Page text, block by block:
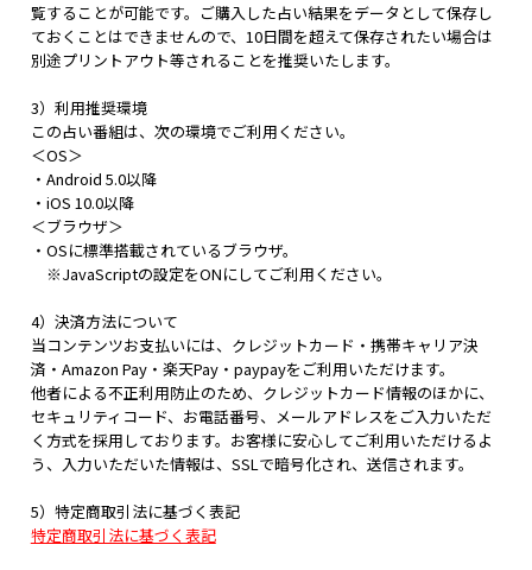
覧することが可能です。ご購入した占い結果をデータとして保存し
ておくことはできませんので、10日間を超えて保存されたい場合は
別途プリントアウト等されることを推奨いたします。
3）利用推奨環境
この占い番組は、次の環境でご利用ください。
＜OS＞
・Android 5.0以降
・iOS 10.0以降
＜ブラウザ＞
・OSに標準搭載されているブラウザ。
※JavaScriptの設定をONにしてご利用ください。
4）決済方法について
当コンテンツお支払いには、クレジットカード・携帯キャリア決
済・Amazon Pay・楽天Pay・paypayをご利用いただけます。
他者による不正利用防止のため、クレジットカード情報のほかに、
セキュリティコード、お電話番号、メールアドレスをご入力いただ
く方式を採用しております。お客様に安心してご利用いただけるよ
う、入力いただいた情報は、SSLで暗号化され、送信されます。
5）特定商取引法に基づく表記
特定商取引法に基づく表記